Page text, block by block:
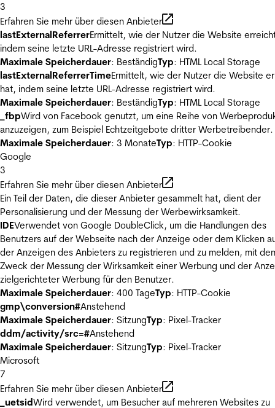
3
Erfahren Sie mehr über diesen Anbieter
lastExternalReferrerErmittelt, wie der Nutzer die Website
indem seine letzte URL-Adresse registriert wird.
Maximale Speicherdauer: BeständigTyp: HTML Local Storage
lastExternalReferrerTimeErmittelt, wie der Nutzer die Website
hat, indem seine letzte URL-Adresse registriert wird.
Maximale Speicherdauer: BeständigTyp: HTML Local Storage
_fbpWird von Facebook genutzt, um eine Reihe von
anzuzeigen, zum Beispiel Echtzeitgebote dritter Werbetreibender.
Maximale Speicherdauer: 3 MonateTyp: HTTP-Cookie
Google
3
Erfahren Sie mehr über diesen Anbieter
Ein Teil der Daten, die dieser Anbieter gesammelt hat, dient der
Personalisierung und der Messung der Werbewirksamkeit.
IDEVerwendet von Google DoubleClick, um die Handlungen des
Benutzers auf der Webseite nach der Anzeige oder dem Klicken
der Anzeigen des Anbieters zu registrieren und zu melden, mit
Zweck der Messung der Wirksamkeit einer Werbung und der
zielgerichteter Werbung für den Benutzer.
Maximale Speicherdauer: 400 TageTyp: HTTP-Cookie
gmp\conversion#Anstehend
Maximale Speicherdauer: SitzungTyp: Pixel-Tracker
ddm/activity/src=#Anstehend
Maximale Speicherdauer: SitzungTyp: Pixel-Tracker
Microsoft
7
Erfahren Sie mehr über diesen Anbieter
_uetsidWird verwendet, um Besucher auf mehreren Websites zu